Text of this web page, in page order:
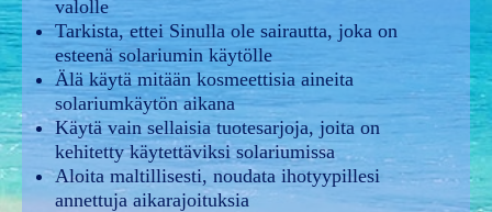
valolle
Tarkista, ettei Sinulla ole sairautta, joka on
esteenä solariumin käytölle
Älä käytä mitään kosmeettisia aineita
solariumkäytön aikana
Käytä vain sellaisia tuotesarjoja, joita on
kehitetty käytettäviksi solariumissa
Aloita maltillisesti, noudata ihotyypillesi
annettuja aikarajoituksia